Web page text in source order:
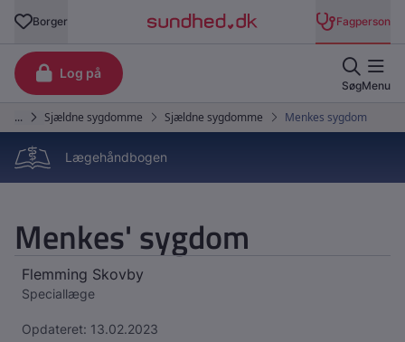
Lægehåndbogen
Menkes' sygdom
Flemming Skovby
Speciallæge
Opdateret: 13.02.2023